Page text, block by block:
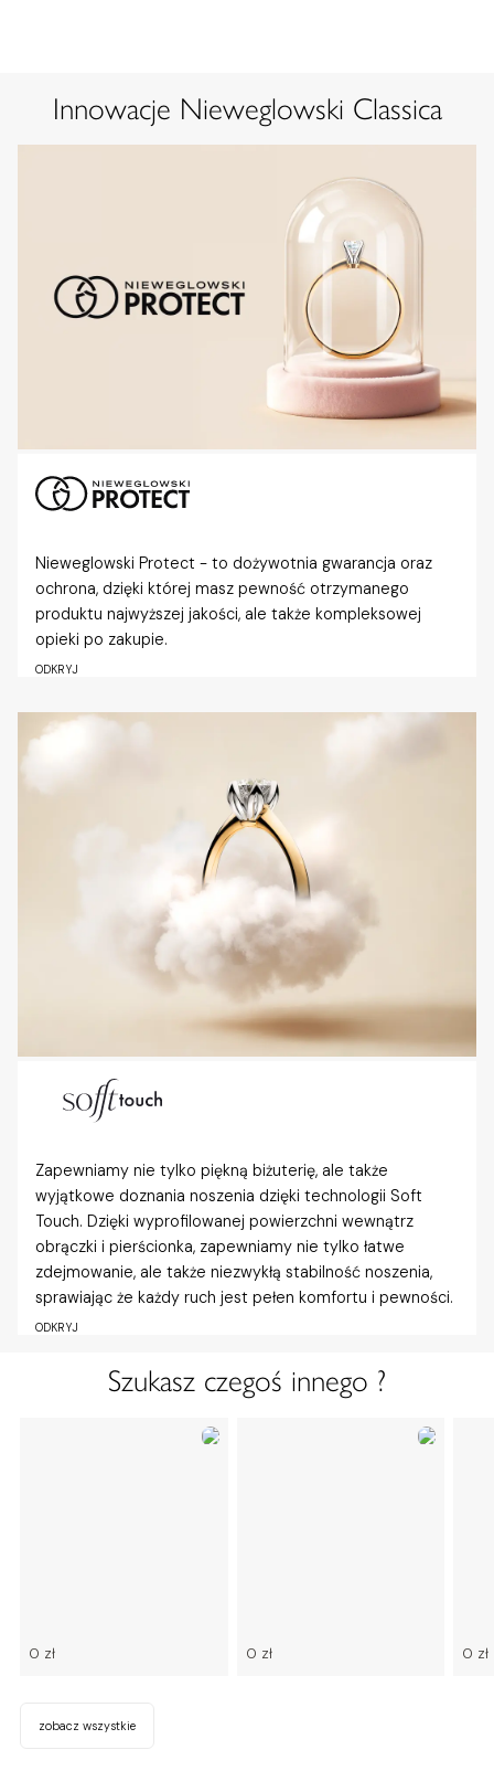
Innowacje Nieweglowski Classica
Nieweglowski Protect - to dożywotnia gwarancja oraz
ochrona, dzięki której masz pewność otrzymanego
produktu najwyższej jakości, ale także kompleksowej
opieki po zakupie.
ODKRYJ
Zapewniamy nie tylko piękną biżuterię, ale także
wyjątkowe doznania noszenia dzięki technologii Soft
Touch. Dzięki wyprofilowanej powierzchni wewnątrz
obrączki i pierścionka, zapewniamy nie tylko łatwe
zdejmowanie, ale także niezwykłą stabilność noszenia,
sprawiając że każdy ruch jest pełen komfortu i pewności.
ODKRYJ
Szukasz czegoś innego ?
0 zł 0 zł 0 zł
zobacz wszystkie